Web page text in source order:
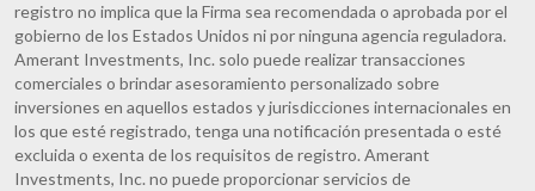
registro no implica que la Firma sea recomendada o aprobada por el
gobierno de los Estados Unidos ni por ninguna agencia reguladora.
Amerant Investments, Inc. solo puede realizar transacciones
comerciales o brindar asesoramiento personalizado sobre
inversiones en aquellos estados y jurisdicciones internacionales en
los que esté registrado, tenga una notificación presentada o esté
excluida o exenta de los requisitos de registro. Amerant
Investments, Inc. no puede proporcionar servicios de